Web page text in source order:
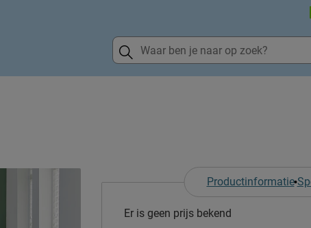
Productinformatie
Er is geen prijs bekend